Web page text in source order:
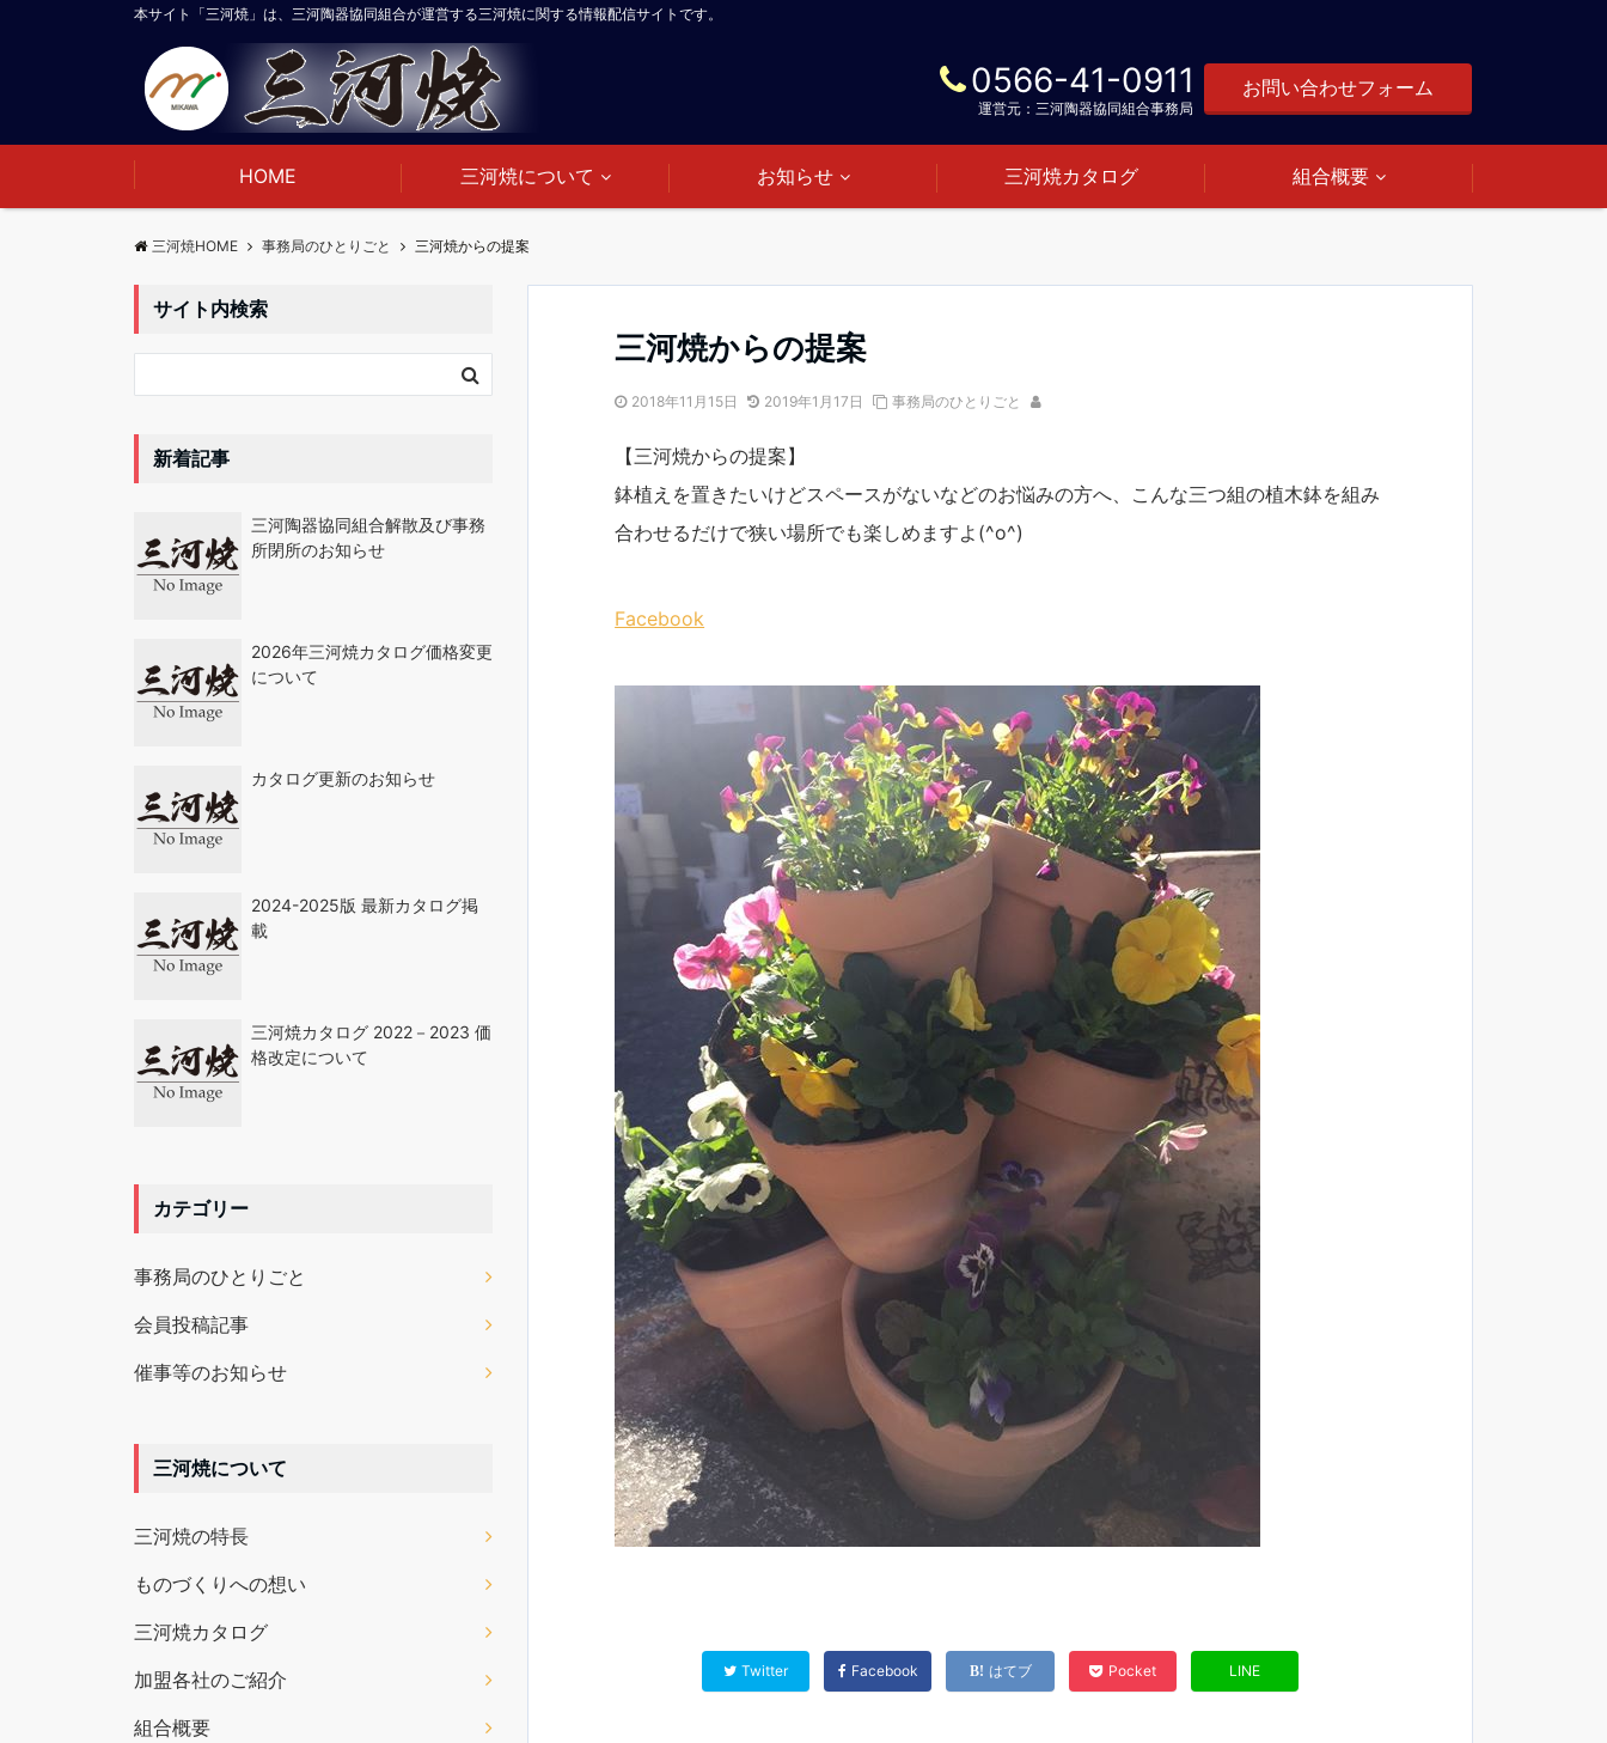
本サイト「三河焼」は、三河陶器協同組合が運営する三河焼に関する情報配信サイトです。
0566-41-0911
運営元：三河陶器協同組合事務局
お問い合わせフォーム
HOME 三河焼について お知らせ 三河焼カタログ 組合概要
三河焼HOME 事務局のひとりごと 三河焼からの提案
三河焼からの提案
2018年11月15日 2019年1月17日 事務局のひとりごと
【三河焼からの提案】
鉢植えを置きたいけどスペースがないなどのお悩みの方へ、こんな三つ組の植木鉢を組み
合わせるだけで狭い場所でも楽しめますよ(^o^)
Facebook
Twitter Facebook はてブ Pocket LINE
サイト内検索
新着記事
三河陶器協同組合解散及び事務
所閉所のお知らせ
2026年三河焼カタログ価格変更
について
カタログ更新のお知らせ
2024-2025版 最新カタログ掲
載
三河焼カタログ 2022－2023 価
格改定について
カテゴリー
事務局のひとりごと
会員投稿記事
催事等のお知らせ
三河焼について
三河焼の特長
ものづくりへの想い
三河焼カタログ
加盟各社のご紹介
組合概要